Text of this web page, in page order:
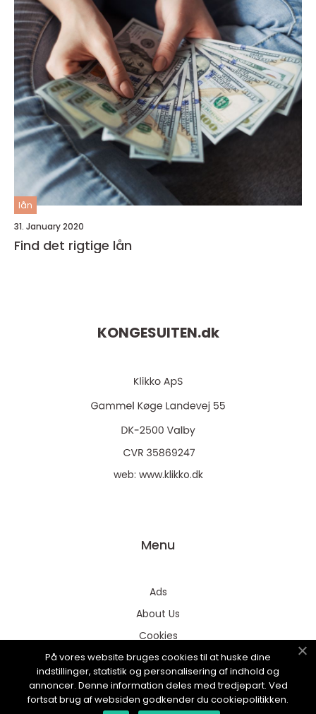
lån
31. January 2020
Find det rigtige lån
KONGESUITEN.dk
web: www.klikko.dk
Menu
Ads
About Us
Cookies
Contact
Sitemap
På vores website bruges cookies til at huske dine
indstillinger, statistik og personalisering af indhold og
annoncer. Denne information deles med tredjepart. Ved
fortsat brug af websiden godkender du cookiepolitikken.